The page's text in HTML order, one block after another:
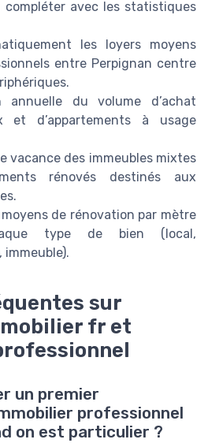
compléter avec les statistiques
les loyers moyens
entre Perpignan centre
annuelle du volume d’achat
et d’appartements à usage
vacance des immeubles mixtes
rénovés destinés aux
de rénovation par mètre
type de bien (local,
sur
fr et
un premier
professionnel
on est particulier ?